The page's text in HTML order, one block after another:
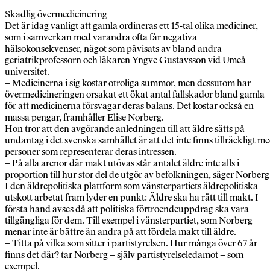
Skadlig övermedicinering
Det är idag vanligt att gamla ordineras ett 15-tal olika mediciner,
som i samverkan med varandra ofta får negativa
hälsokonsekvenser, något som påvisats av bland andra
geriatrikprofessorn och läkaren Yngve Gustavsson vid Umeå
universitet.
– Medicinerna i sig kostar otroliga summor, men dessutom har
övermedicineringen orsakat ett ökat antal fallskador bland gamla
för att medicinerna försvagar deras balans. Det kostar också en
massa pengar, framhåller Elise Norberg.
Hon tror att den avgörande anledningen till att äldre sätts på
undantag i det svenska samhället är att det inte finns tillräckligt
personer som representerar deras intressen.
– På alla arenor där makt utövas står antalet äldre inte alls i
proportion till hur stor del de utgör av befolkningen, säger
I den äldrepolitiska plattform som vänsterpartiets äldrepolitiska
utskott arbetat fram lyder en punkt: Äldre ska ha rätt till makt. I
första hand avses då att politiska förtroendeuppdrag ska vara
tillgängliga för dem. Till exempel i vänsterpartiet, som Norberg
menar inte är bättre än andra på att fördela makt till äldre.
– Titta på vilka som sitter i partistyrelsen. Hur många över 67 år
finns det där? tar Norberg – själv partistyrelseledamot – som
exempel.